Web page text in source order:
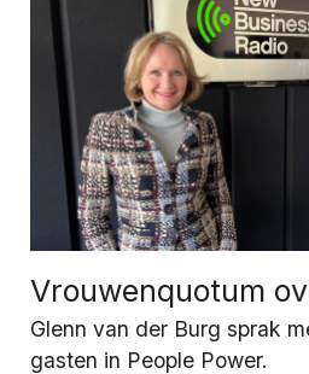
Vrouwenquotum
Glenn van der Burg sprak
gasten in People Power.